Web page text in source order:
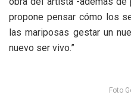
propone pensar cómo los
las mariposas gestar un
nuevo ser vivo.”
Foto